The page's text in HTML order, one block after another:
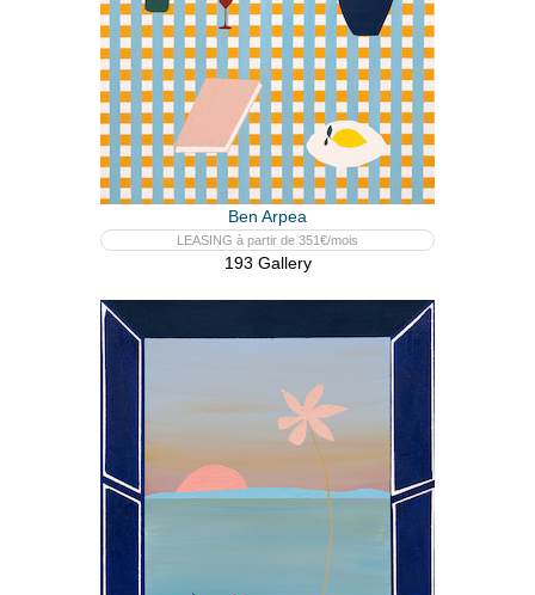
Ben Arpea
LEASING à partir de 351€/mois
193 Gallery